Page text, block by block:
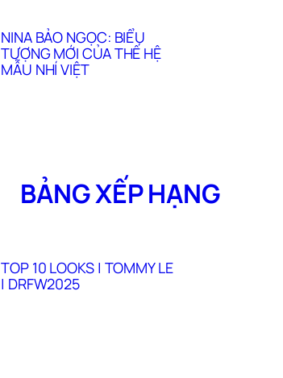
NINA BẢO NGỌC: BIỂU
TƯỢNG MỚI CỦA THẾ HỆ
MẪU NHÍ VIỆT
BẢNG XẾP HẠNG
TOP 10 LOOKS | TOMMY LE
| DRFW2025